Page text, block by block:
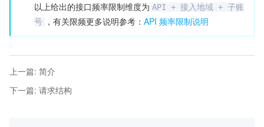
以上给出的接口频率限制维度为 API + 接入地域 + 子账
号
，有关限频更多说明参考： API 频率限制说明
上一篇: 简介
下一篇: 请求结构